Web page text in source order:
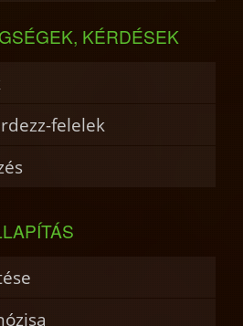
KÉRDÉSEK
felelek